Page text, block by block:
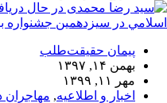
پیمان حقیقت‌طلب
بهمن ۱۴, ۱۳۹۷
مهر ۱۱, ۱۳۹۹
اخبار و اطلاعیه, مهاجران